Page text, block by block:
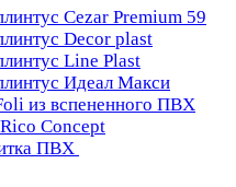
Cezar Premium 59
Decor plast
Line Plast
Идеал Макси
из вспененного ПВХ
Concept
ПВХ